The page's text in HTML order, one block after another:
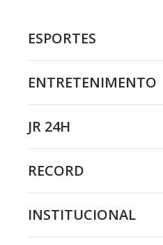
ESPORTES
ENTRETENIMENTO
JR 24H
RECORD
INSTITUCIONAL